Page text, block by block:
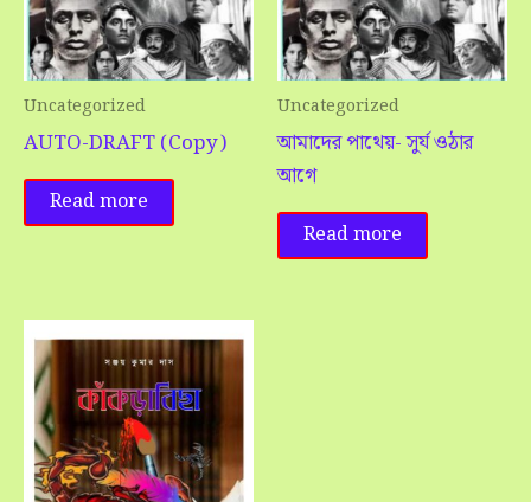
Uncategorized
AUTO-DRAFT (Copy)
Read more
Uncategorized
আমাদের পাথেয়- সুর্য ওঠার
আগে
Read more